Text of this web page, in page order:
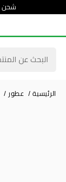
شحن
الرئيسية / عطور /